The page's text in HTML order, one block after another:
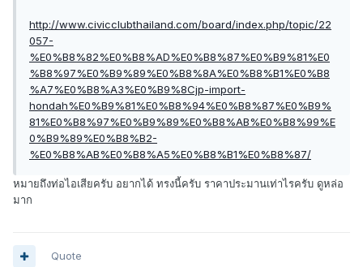
http://www.civicclubthailand.com/board/index.php/topic/22
057-
%E0%B8%82%E0%B8%AD%E0%B8%87%E0%B9%81%E0
%B8%97%E0%B9%89%E0%B8%8A%E0%B8%B1%E0%B8
%A7%E0%B8%A3%E0%B9%8Cjp-import-
hondah%E0%B9%81%E0%B8%94%E0%B8%87%E0%B9%
81%E0%B8%97%E0%B9%89%E0%B8%AB%E0%B8%99%E
0%B9%89%E0%B8%B2-
%E0%B8%AB%E0%B8%A5%E0%B8%B1%E0%B8%87/
หมายถึงท่อไอเสียครับ อยากได้ ทรงนี้ครับ ราคาประมานเท่าไรครับ ดูหล่อ
มาก
Quote